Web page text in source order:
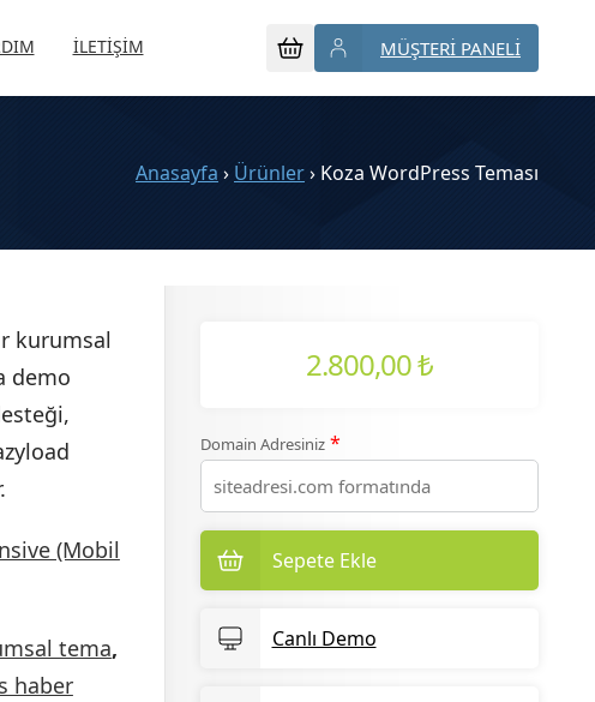
İLETİŞİM MÜŞTERİ PANELİ
Anasayfa › Ürünler› Koza WordPress Teması
kurumsal
demo
(Mobil
tema,
haber
2.800,00₺
Domain Adresiniz *
Sepete Ekle
Canlı Demo